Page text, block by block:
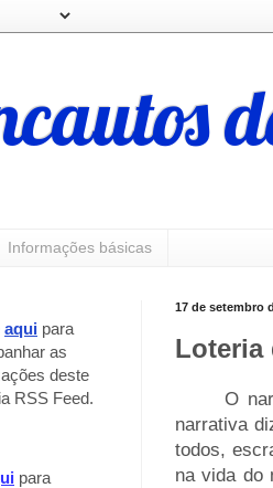
Informações básicas
17 de setembro
Loteria
O
narrativa
todos,
na vida do
aqui para
as
deste
RSS Feed.
para